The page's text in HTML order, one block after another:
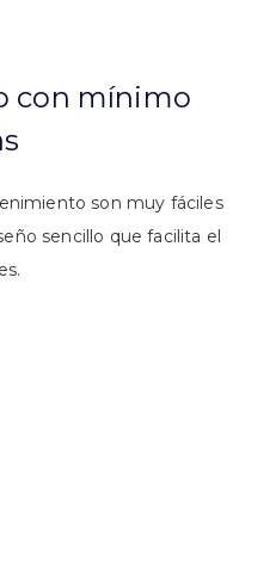
con mínimo
son muy fáciles
sencillo que facilita el